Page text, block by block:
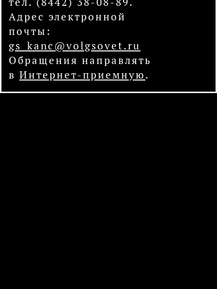
Адрес электронной
почты:
gs_kanc@volgsovet.ru
Обращения направлять
в Интернет-приемную.